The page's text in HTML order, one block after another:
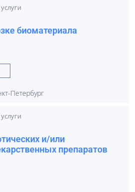
биоматериала
Петербург
и/или
препаратов